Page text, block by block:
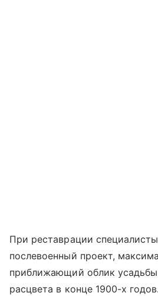
При реставрации
послевоенный проект,
приближающий облик
расцвета в конце 1900-х